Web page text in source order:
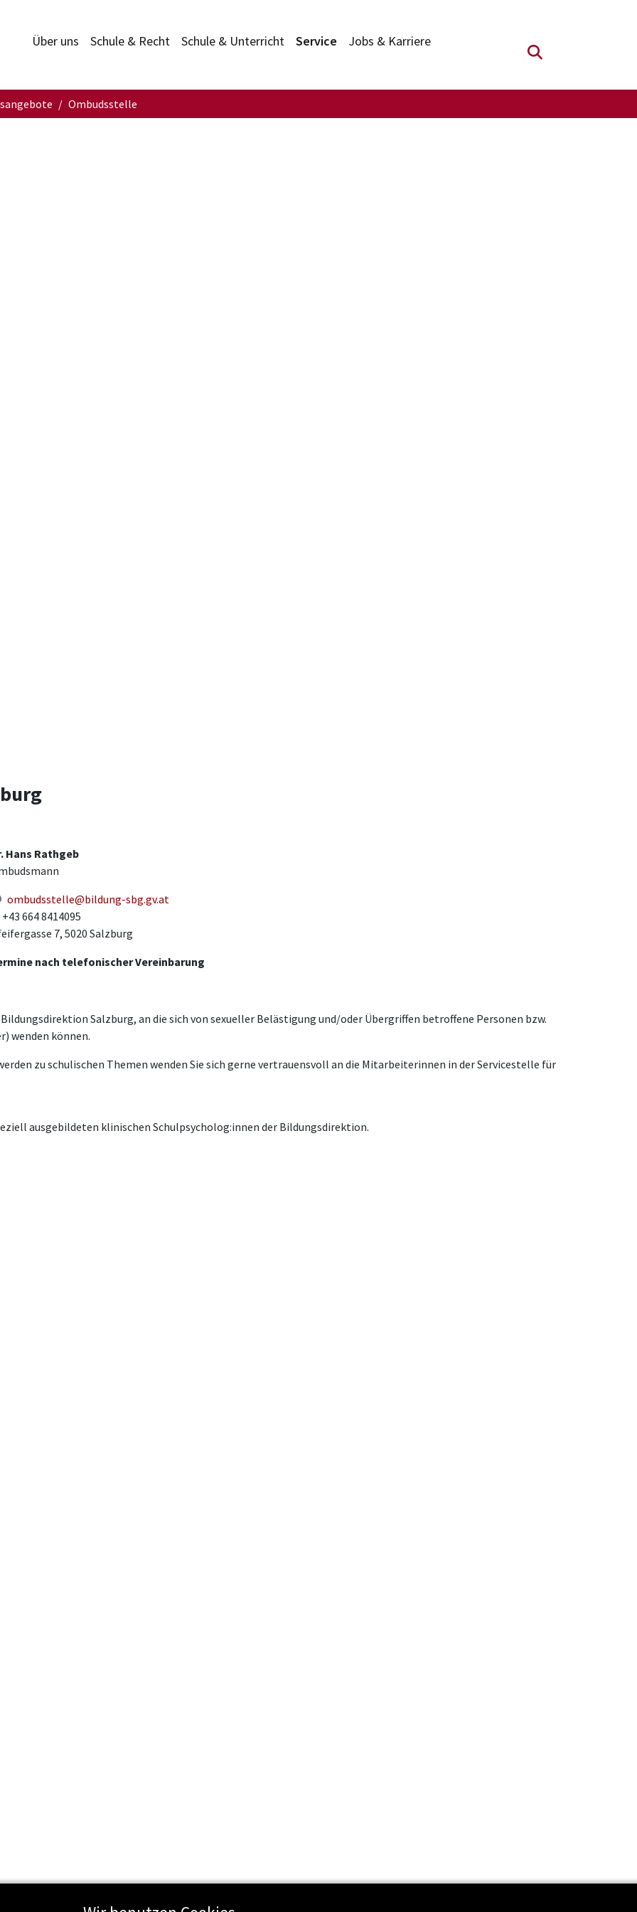
Über uns Schule & Recht Schule & Unterricht Service Jobs & Karriere
Suchfeld
Ombudsstelle
Hans Rathgeb
ombudsstelle@bildung-sbg.gv.at
+43 664 8414095
7, 5020 Salzburg
nach telefonischer Vereinbarung
Salzburg, an die sich von sexueller Belästigung und/oder Übergriffen betroffene Personen bzw.
wenden können.
zu schulischen Themen wenden Sie sich gerne vertrauensvoll an die Mitarbeiterinnen in der Servicestelle für
ausgebildeten klinischen Schulpsycholog:innen der Bildungsdirektion.